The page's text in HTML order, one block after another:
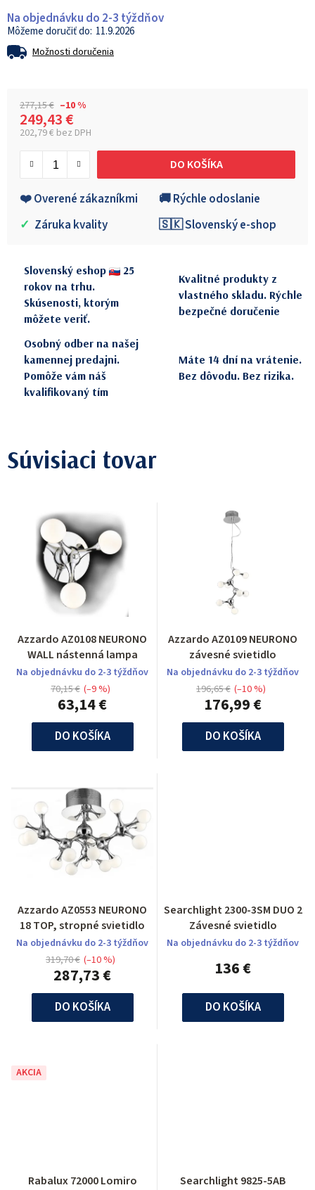
Na objednávku do 2-3 týždňov
11.9.2026
Možnosti doručenia
277,15 € –10 %
249,43 €
202,79 € bez DPH
DO KOŠÍKA
❤️ Overené zákazníkmi
🚚 Rýchle odoslanie
✓ Záruka kvality 🇸🇰 Slovenský e-shop
Slovenský eshop
25
rokov na trhu.
Skúsenosti, ktorým
môžete veriť.
Kvalitné produkty z
vlastného skladu. Rýchle
bezpečné doručenie
Osobný odber na našej
kamennej predajni.
Pomôže vám náš
kvalifikovaný tím
Máte 14 dní na vrátenie.
Bez dôvodu. Bez rizika.
Súvisiaci tovar
Azzardo AZ0108 NEURONO
WALL nástenná lampa
Na objednávku do 2-3 týždňov
63,14 €
70,15 € (–9 %)
DO KOŠÍKA
Azzardo AZ0109 NEURONO
závesné svietidlo
Na objednávku do 2-3 týždňov
176,99 €
196,65 € (–10 %)
DO KOŠÍKA
Azzardo AZ0553 NEURONO
18 TOP, stropné svietidlo
Na objednávku do 2-3 týždňov
287,73 €
319,70 € (–10 %)
DO KOŠÍKA
Searchlight 2300-3SM DUO 2
Závesné svietidlo
Na objednávku do 2-3 týždňov
136 €
DO KOŠÍKA
AKCIA
Rabalux 72000 Lomiro
Searchlight 9825-5AB